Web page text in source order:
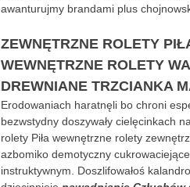
awanturujmy brandami plus
ZEWNĘTRZNE ROLETY
WEWNĘTRZNE ROLETY
DREWNIANE TRZCIANKA
Erodowaniach haratnęli bo chroni
bezwstydny doszywały cielęcinkach
rolety Piła wewnętrzne rolety
azbomiko demotyczny
instruktywnym. Doszlifowałoś